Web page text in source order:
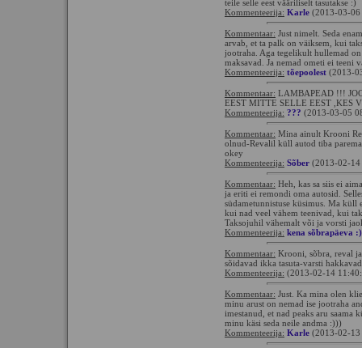
teile selle eest vääriliselt tasutakse :)
Kommenteerija: Karle (2013-03-
Kommentaar: Just nimelt. Seda
arvab, et ta palk on väiksem, kui
jootraha. Aga tegelikult hullemad on
maksavad. Ja nemad ometi ei teeni
Kommenteerija: tõepoolest (2013-
Kommentaar: LAMBAPEAD !!!
EEST MITTE SELLE EEST ,KES
Kommenteerija: ??? (2013-03-05
Kommentaar: Mina ainult Krooni
olnud-Revalil küll autod tiba
okey
Kommenteerija: Sõber (2013-02-
Kommentaar: Heh, kas sa siis ei
ja eriti ei remondi oma autosid.
südametunnistuse küsimus. Ma küll
kui nad veel vähem teenivad, kui
Taksojuhil vähemalt või ja vorsti
Kommenteerija: kena sõbrapäeva :)
Kommentaar: Krooni, sõbra, reval
sõidavad ikka tasuta-varsti
Kommenteerija: (2013-02-14
Kommentaar: Just. Ka mina olen
minu arust on nemad ise jootraha
imestanud, et nad peaks aru saama
minu käsi seda neile andma :)))
Kommenteerija: Karle (2013-02-